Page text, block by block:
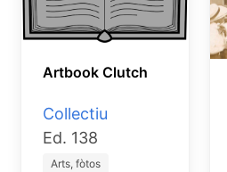
Artbook Clutch
Collectiu
Ed. 138
Arts, fòtos